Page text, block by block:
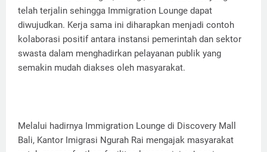
telah terjalin sehingga Immigration Lounge dapat
diwujudkan. Kerja sama ini diharapkan menjadi contoh
kolaborasi positif antara instansi pemerintah dan sektor
swasta dalam menghadirkan pelayanan publik yang
semakin mudah diakses oleh masyarakat.
Melalui hadirnya Immigration Lounge di Discovery Mall
Bali, Kantor Imigrasi Ngurah Rai mengajak masyarakat